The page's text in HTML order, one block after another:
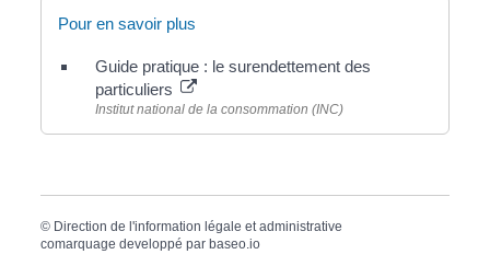
Pour en savoir plus
Guide pratique : le surendettement des
particuliers
Institut national de la consommation (INC)
© Direction de l'information légale et administrative
comarquage developpé par baseo.io